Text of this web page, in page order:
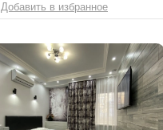
Добавить в избранное